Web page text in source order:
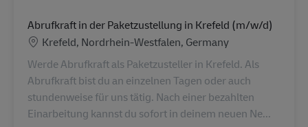
Abrufkraft in der Paketzustellung in Krefeld (m/w/d)
LieuKrefeld, Nordrhein-Westfalen, Germany
Werde Abrufkraft als Paketzusteller in Krefeld. Als
Abrufkraft bist du an einzelnen Tagen oder auch
stundenweise für uns tätig. Nach einer bezahlten
Einarbeitung kannst du sofort in deinem neuen Ne...